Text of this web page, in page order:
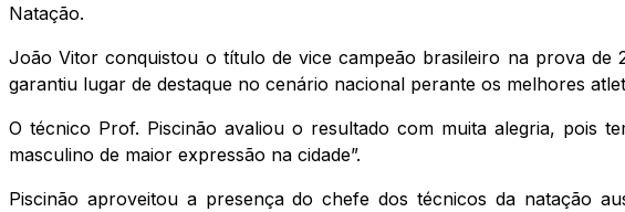
Natação.
João Vitor conquistou o título de vice campeão brasileiro na prova de
garantiu lugar de destaque no cenário nacional perante os melhores
O técnico Prof. Piscinão avaliou o resultado com muita alegria, pois
masculino de maior expressão na cidade”.
Piscinão aproveitou a presença do chefe dos técnicos da natação